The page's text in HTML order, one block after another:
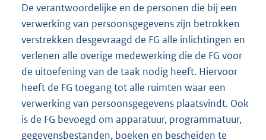
De verantwoordelijke en de personen die bij een
verwerking van persoonsgegevens zijn betrokken
verstrekken desgevraagd de FG alle inlichtingen en
verlenen alle overige medewerking die de FG voor
de uitoefening van de taak nodig heeft. Hiervoor
heeft de FG toegang tot alle ruimten waar een
verwerking van persoonsgegevens plaatsvindt. Ook
is de FG bevoegd om apparatuur, programmatuur,
gegevensbestanden, boeken en bescheiden te